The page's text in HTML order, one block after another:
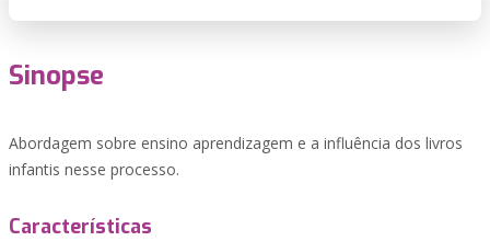
Sinopse
Abordagem sobre ensino aprendizagem e a influência dos livros
infantis nesse processo.
Características